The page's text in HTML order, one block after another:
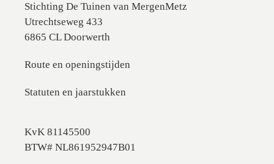
Stichting De Tuinen van MergenMetz
Utrechtseweg 433
6865 CL Doorwerth
Route en openingstijden
Statuten en jaarstukken
KvK 81145500
BTW# NL861952947B01